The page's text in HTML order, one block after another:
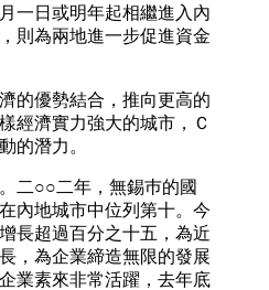
一日或明年起相繼進入內
則為兩地進一步促進資金
優勢結合，推向更高的
經濟實力強大的城市，Ｃ
的潛力。
○○二年，無錫巿的國
內地城市中位列第十。今
長超過百分之十五，為近
，為企業締造無限的發展
業素來非常活躍，去年底